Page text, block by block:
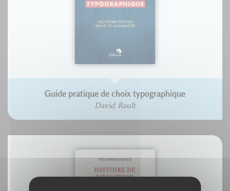
Guide pratique de choix typographique
David Rault